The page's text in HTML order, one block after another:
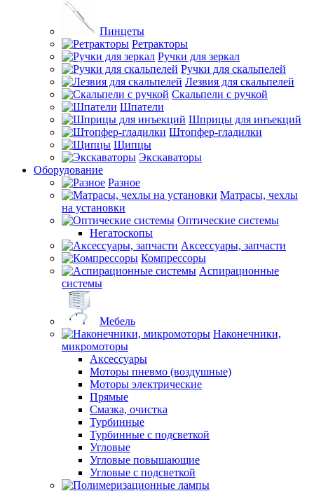
Пинцеты
Ретракторы
Ручки для зеркал
Ручки для скальпелей
Лезвия для скальпелей
Скальпели с ручкой
Шпатели
Шприцы для инъекций
Штопфер-гладилки
Щипцы
Экскаваторы
Оборудование
Разное
Матрасы, чехлы
на установки
Оптические системы
Негатоскопы
Аксессуары, запчасти
Компрессоры
Аспирационные
системы
Мебель
Наконечники,
микромоторы
Аксессуары
Моторы пневмо (воздушные)
Моторы электрические
Прямые
Смазка, очистка
Турбинные
Турбинные с подсветкой
Угловые
Угловые повышающие
Угловые с подсветкой